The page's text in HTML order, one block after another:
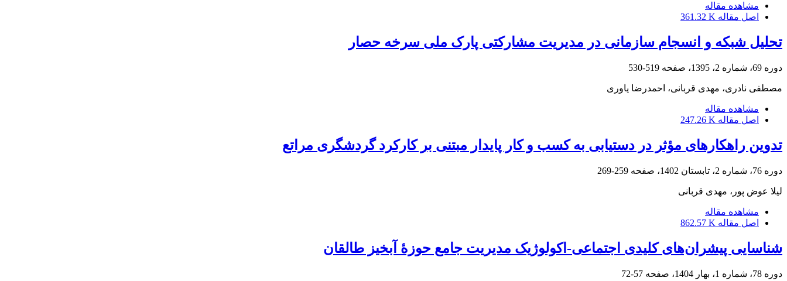
مشاهده مقاله
اصل مقاله 361.32 K
تحلیل شبکه و انسجام سازمانی در مدیریت مشارکتی پارک ملی سرخه حصار
دوره 69، شماره 2، 1395، صفحه 519-530
مصطفی نادری، مهدی قربانی، احمدرضا یاوری
مشاهده مقاله
اصل مقاله 247.26 K
تدوین راهکارهای مؤثر در دستیابی به کسب و کار پایدار مبتنی بر کارکرد گردشگری مراتع
دوره 76، شماره 2، تابستان 1402، صفحه 259-269
لیلا عوض پور، مهدی قربانی
مشاهده مقاله
اصل مقاله 862.57 K
شناسایی پیشران‌های کلیدی اجتماعی-اکولوژیک مدیریت جامع حوزۀ آبخیز طالقان
دوره 78، شماره 1، بهار 1404، صفحه 57-72